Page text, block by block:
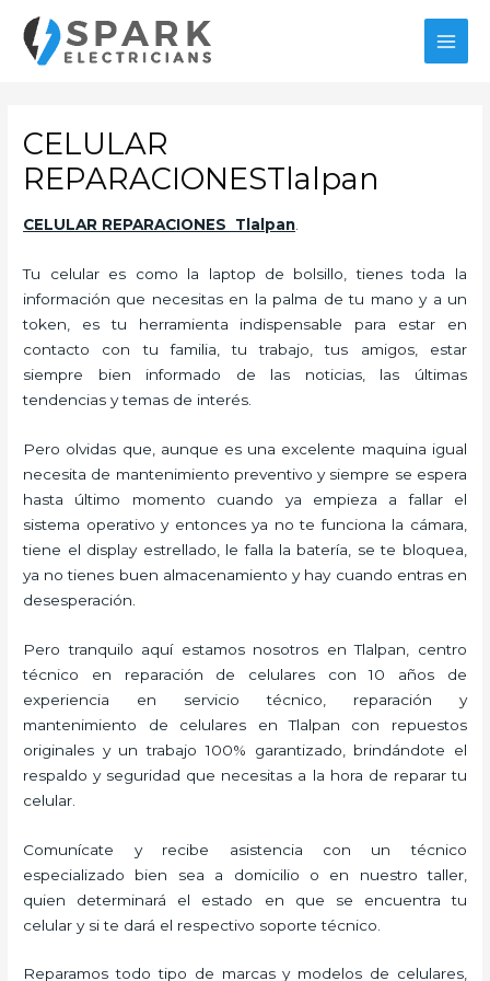
contenido
CELULAR
REPARACIONESTlalpan
CELULAR REPARACIONES Tlalpan
Tu celular es como la laptop de bolsillo, tienes toda la
información que necesitas en la palma de tu mano y a un
token, es tu herramienta indispensable para estar en
contacto con tu familia, tu trabajo, tus amigos, estar
siempre bien informado de las noticias, las últimas
tendencias y temas de interés.
Pero olvidas que, aunque es una excelente maquina igual
necesita de mantenimiento preventivo y siempre se espera
hasta último momento cuando ya empieza a fallar el
sistema operativo y entonces ya no te funciona la cámara,
tiene el display estrellado, le falla la batería, se te bloquea,
ya no tienes buen almacenamiento y hay cuando entras en
desesperación.
Pero tranquilo aquí estamos nosotros en Tlalpan, centro
técnico en reparación de celulares con 10 años de
experiencia en servicio técnico, reparación y
mantenimiento de celulares en Tlalpan con repuestos
originales y un trabajo 100% garantizado, brindándote el
respaldo y seguridad que necesitas a la hora de reparar tu
celular.
Comunícate y recibe asistencia con un técnico
especializado bien sea a domicilio o en nuestro taller,
quien determinará el estado en que se encuentra tu
celular y si te dará el respectivo soporte técnico.
Reparamos todo tipo de marcas y modelos de celulares,